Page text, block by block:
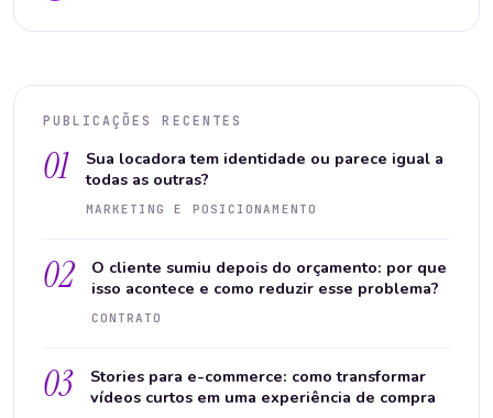
PUBLICAÇÕES RECENTES
01
Sua locadora tem identidade ou parece igual a
todas as outras?
MARKETING E POSICIONAMENTO
02
O cliente sumiu depois do orçamento: por que
isso acontece e como reduzir esse problema?
CONTRATO
03
Stories para e-commerce: como transformar
vídeos curtos em uma experiência de compra